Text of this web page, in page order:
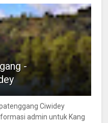
-
Ciwidey
admin untuk Kang